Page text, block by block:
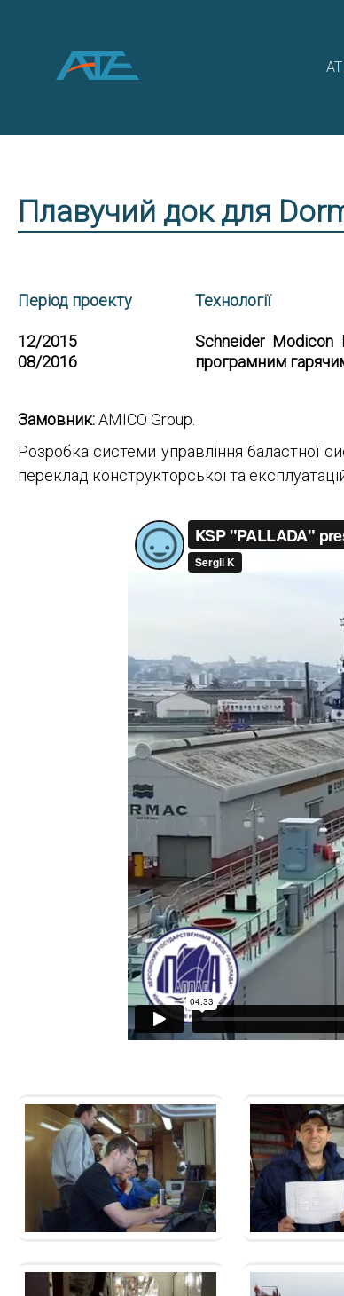
Плавучий док для
Період проекту
12/2015
08/2016
Технології
Schneider
програмним
Замовник:AMICO Group.
Розробка системи управління баластної
переклад конструкторської та